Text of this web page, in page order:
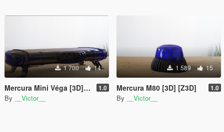
1 700 14
Mercura Mini Véga [3D] [.Z3D] 1.0
By __Victor__
1 589 15
Mercura M80 [3D] [Z3D] 1.0
By __Victor__